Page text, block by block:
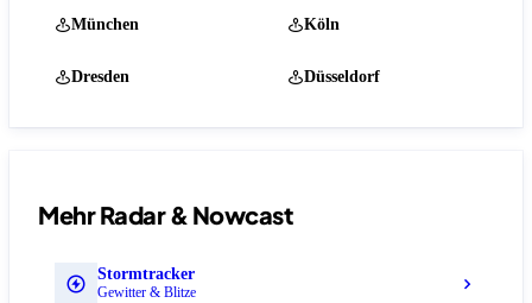
München Köln
Dresden Düsseldorf
Mehr Radar & Nowcast
Stormtracker
Gewitter & Blitze